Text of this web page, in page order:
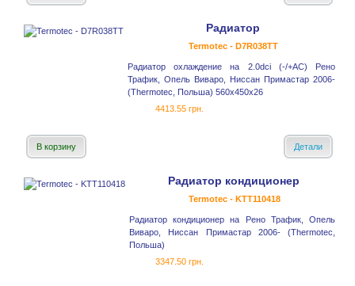
Радиатор
Termotec - D7R038TT
Радиатор охлаждение на 2.0dci (-/+AC) Рено
Трафик, Опель Виваро, Ниссан Примастар 2006-
(Thermotec, Польша) 560x450x26
4413.55 грн.
В корзину Детали
Радиатор кондиционер
Termotec - KTT110418
Радиатор кондиционер на Рено Трафик, Опель
Виваро, Ниссан Примастар 2006- (Thermotec,
Польша)
3347.50 грн.